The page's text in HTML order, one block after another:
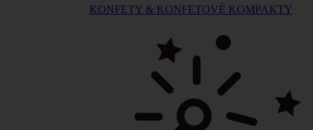
KONFETY & KONFETOVÉ KOMPAKTY